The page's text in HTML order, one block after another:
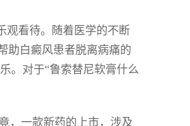
观看待。随着医学的不断
助白癜风患者脱离病痛的
。对于“鲁索替尼软膏什么
，一款新药的上市，涉及